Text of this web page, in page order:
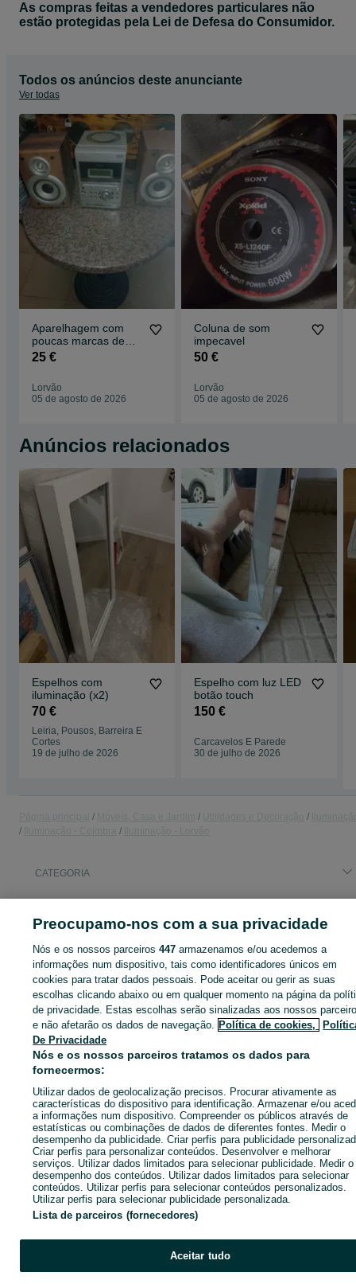
As compras feitas a vendedores particulares não
estão protegidas pela Lei de Defesa do Consumidor.
Todos os anúncios deste anunciante
Ver todas
Aparelhagem com
poucas marcas de
uso
25 €
Lorvão
05 de agosto de 2026
Coluna de som
impecavel
50 €
Lorvão
05 de agosto de 2026
Anúncios relacionados
Espelhos com
iluminação (x2)
70 €
Leiria, Pousos, Barreira E
Cortes
19 de julho de 2026
Espelho com luz LED
botão touch
150 €
Carcavelos E Parede
30 de julho de 2026
CATEGORIA
Entra na tua conta OLX ou cria uma nova para contactares
anunciante
Entrar ou criar conta
Enviar mensagem
Preocupamo-nos com a sua privacidade
Nós e os nossos parceiros447 armazenamos e/ou acedemos a
informações num dispositivo, tais como identificadores únicos em
cookies para tratar dados pessoais. Pode aceitar ou gerir as suas
escolhas clicando abaixo ou em qualquer momento na página da
de privacidade. Estas escolhas serão sinalizadas aos nossos
e não afetarão os dados de navegação. Política de cookies,
De Privacidade
Nós e os nossos parceiros tratamos os dados para
fornecermos:
Utilizar dados de geolocalização precisos. Procurar ativamente as
características do dispositivo para identificação. Armazenar e/ou
a informações num dispositivo. Compreender os públicos através de
estatísticas ou combinações de dados de diferentes fontes. Medir o
desempenho da publicidade. Criar perfis para publicidade
Criar perfis para personalizar conteúdos. Desenvolver e melhorar
serviços. Utilizar dados limitados para selecionar publicidade. Medir o
desempenho dos conteúdos. Utilizar dados limitados para selecionar
conteúdos. Utilizar perfis para selecionar conteúdos personalizados.
Utilizar perfis para selecionar publicidade personalizada.
Lista de parceiros (fornecedores)
Aceitar tudo